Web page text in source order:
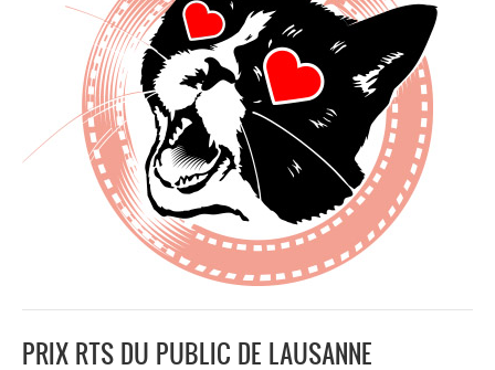
PRIX RTS DU PUBLIC DE LAUSANNE